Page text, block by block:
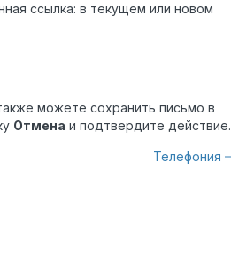
ссылка: в текущем или новом
можете сохранить письмо в
Отмена и подтвердите действие.
Телефония